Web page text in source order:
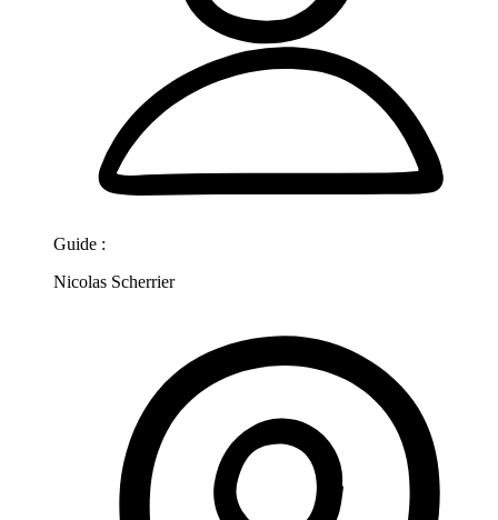
Guide :
Nicolas Scherrier